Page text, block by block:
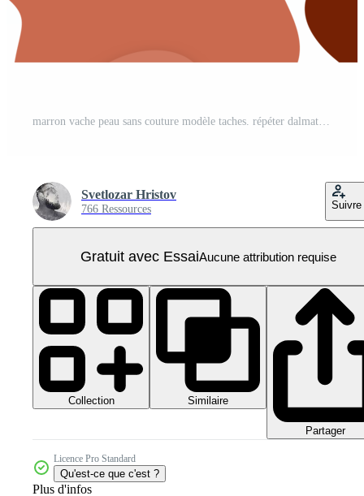
marron vache peau sans couture modèle taches. répéter dalmatien chien taches PNG Pro
Svetlozar Hristov
766 Ressources Suivre
Gratuit avec EssaiAucune attribution requise
Collection Similaire
Partager
Licence Pro Standard
Qu'est-ce que c'est ?
Plus d'infos